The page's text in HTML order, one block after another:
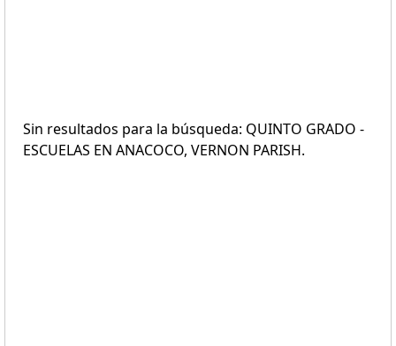
Sin resultados para la búsqueda: QUINTO GRADO -
ESCUELAS EN ANACOCO, VERNON PARISH.